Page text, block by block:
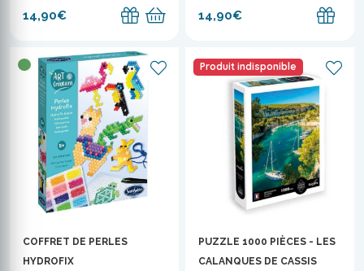
14,90€ 14,90€
COFFRET DE PERLES
HYDROFIX
Produit indisponible
PUZZLE 1000 PIÈCES - LES
CALANQUES DE CASSIS